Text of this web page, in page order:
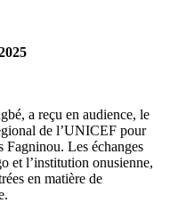
a reçu en audience, le
de l’UNICEF pour
Fagninou. Les échanges
et l’institution onusienne,
en matière de